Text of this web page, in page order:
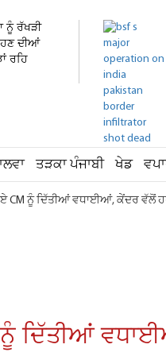
ਨੂੰ ਰੱਖੜੀ
ਦੀਆਂ
ਰਹਿ
ਤੜਕਾ ਪੰਜਾਬੀ ਖੇਡ
CM ਨੂੰ ਦਿੱਤੀਆਂ ਵਧਾਈਆਂ, ਕੇਂਦਰ ਵੱਲੋਂ
ਦਿੱਤੀਆਂ